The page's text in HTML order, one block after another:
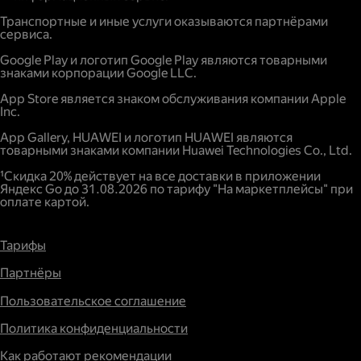
Повышенный спрос.
Транспортные и иные услуги оказываются партнёрами
сервиса.
Google Play и логотип Google Play являются товарными
знаками корпорации Google LLC.
App Store является знаком обслуживания компании Apple
Inc.
App Gallery, HUAWEI и логотип HUAWEI являются
товарными знаками компании Huawei Technologies Co., Ltd.
¹Скидка 20% действует на все доставки в приложении
Яндекс Go до 31.08.2026 по тарифу "На маркетплейсы" при
оплате картой.
Тарифы
Партнёры
Пользовательское соглашение
Политика конфиденциальности
Как работают рекомендации